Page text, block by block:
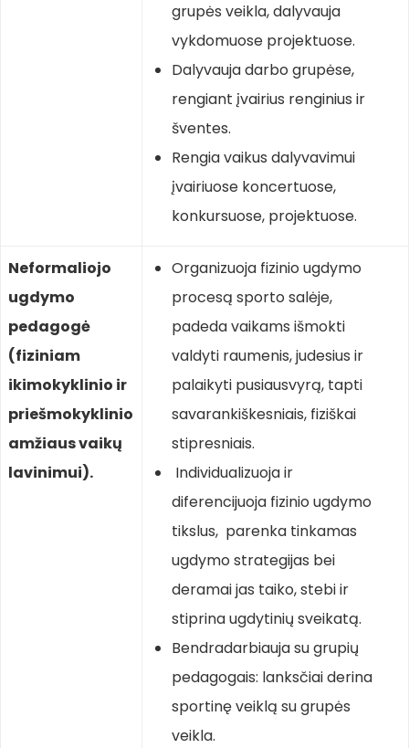
grupės veikla, dalyvauja
vykdomuose projektuose.
Dalyvauja darbo grupėse,
rengiant įvairius renginius ir
šventes.
Rengia vaikus dalyvavimui
įvairiuose koncertuose,
konkursuose, projektuose.
Neformaliojo
ugdymo
pedagogė
(fiziniam
ikimokyklinio ir
priešmokyklinio
amžiaus vaikų
lavinimui).
Organizuoja fizinio ugdymo
procesą sporto salėje,
padeda vaikams išmokti
valdyti raumenis, judesius ir
palaikyti pusiausvyrą, tapti
savarankiškesniais, fiziškai
stipresniais.
Individualizuoja ir
diferencijuoja fizinio ugdymo
tikslus, parenka tinkamas
ugdymo strategijas bei
deramai jas taiko, stebi ir
stiprina ugdytinių sveikatą.
Bendradarbiauja su grupių
pedagogais: lanksčiai derina
sportinę veiklą su grupės
veikla.